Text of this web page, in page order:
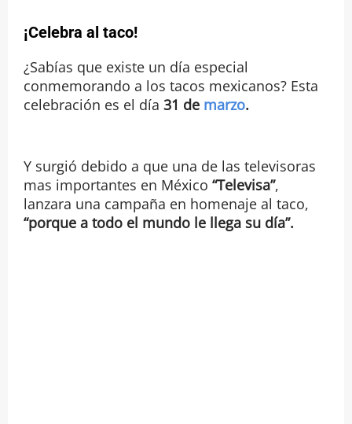
¡Celebra al taco!
¿Sabías que existe un día especial
conmemorando a los tacos mexicanos? Esta
celebración es el día 31 de marzo.
Y surgió debido a que una de las televisoras
mas importantes en México “Televisa”,
lanzara una campaña en homenaje al taco,
“porque a todo el mundo le llega su día”.